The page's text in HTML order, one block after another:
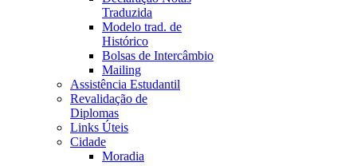
Traduzida
Modelo trad. de
Histórico
Bolsas de Intercâmbio
Mailing
Assistência Estudantil
Revalidação de
Diplomas
Links Úteis
Cidade
Moradia